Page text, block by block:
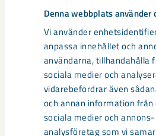
Denna webbplats använder
Vi använder
anpassa innehållet och
användarna, tillhandahålla
sociala medier och
vidarebefordrar även
och annan information från
sociala medier och
analysföretag som vi
Industriklivet,
att stödja den svenska
HYBRIT får stöd från EU:s
Positivt besked om stöd från
Energimyndigheten